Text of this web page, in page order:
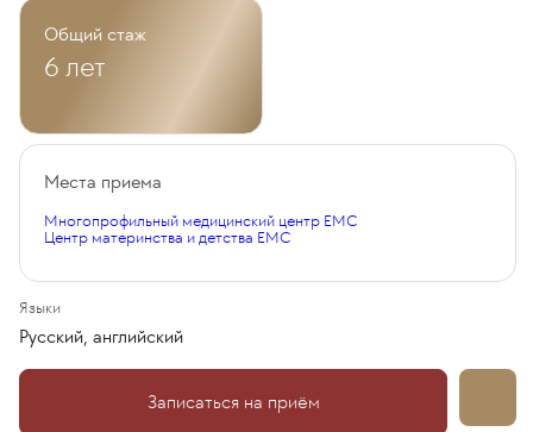
Общий стаж
6 лет
Места приема
Многопрофильный медицинский центр EMC
Центр материнства и детства EMC
Языки
Русский, английский
Записаться на приём